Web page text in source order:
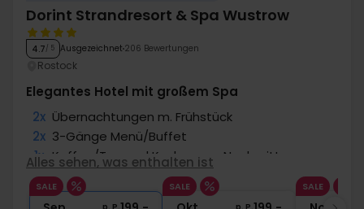
Dorint Strandresort & Spa Wustrow
4.7/ 5 Ausgezeichnet 206 Bewertungen
Rostock
Elegantes Hotel mit großem Spa
2x Übernachtungen m. Frühstück
2x 3-Gänge Menü/Buffet
1x Kaffee/Tee und Kuchen am Nachmittag
∞ Gratis Nutzung Spa-/Wellnessbereich
1x 1 Begrüßungsgetränk
Alles sehen, was enthalten ist
SALE SALE SALE